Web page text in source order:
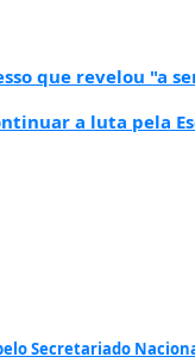
que revelou "a
a luta pela
Secretariado